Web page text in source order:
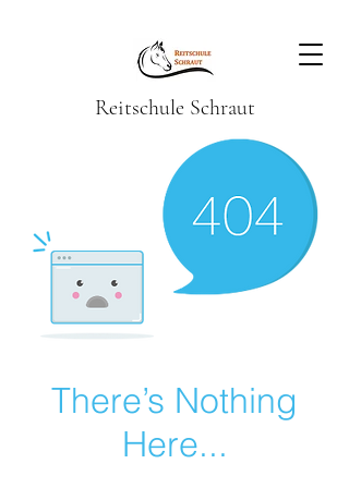
Reitschule Schraut
There’s Nothing
Here...